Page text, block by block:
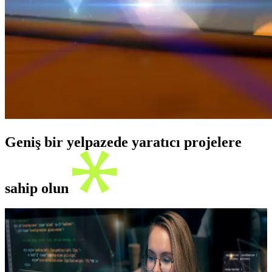
Geniş bir yelpazede yaratıcı projelere
sahip olun